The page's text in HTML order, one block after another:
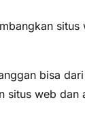
bisa
web